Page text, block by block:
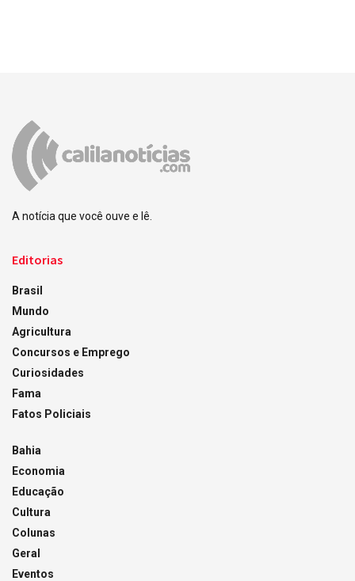
A notícia que você ouve e lê.
Editorias
Brasil
Mundo
Agricultura
Concursos e Emprego
Curiosidades
Fama
Fatos Policiais
Bahia
Economia
Educação
Cultura
Colunas
Geral
Eventos